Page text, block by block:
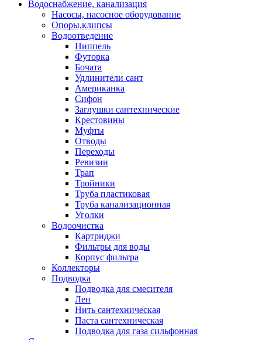
Водоснабжение, канализация
Насосы, насосное оборудование
Опоры,клипсы
Водоотведение
Ниппель
Футорка
Бочата
Удлинители сант
Американка
Сифон
Заглушки сантехнические
Крестовины
Муфты
Отводы
Переходы
Ревизии
Трап
Тройники
Труба пластиковая
Труба канализационная
Уголки
Водоочистка
Картриджи
Фильтры для воды
Корпус фильтра
Коллекторы
Подводка
Подводка для смесителя
Лен
Нить сантехническая
Паста сантехническая
Подводка для газа сильфонная